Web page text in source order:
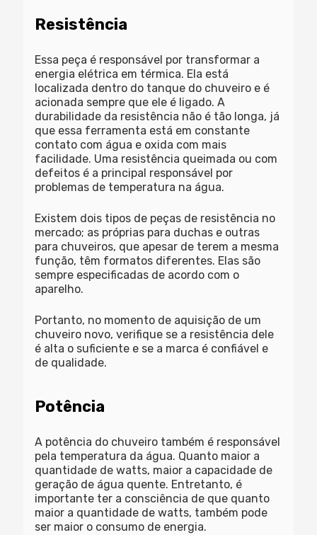
Resistência
Essa peça é responsável por transformar a
energia elétrica em térmica. Ela está
localizada dentro do tanque do chuveiro e é
acionada sempre que ele é ligado. A
durabilidade da resistência não é tão longa, já
que essa ferramenta está em constante
contato com água e oxida com mais
facilidade. Uma resistência queimada ou com
defeitos é a principal responsável por
problemas de temperatura na água.
Existem dois tipos de peças de resistência no
mercado; as próprias para duchas e outras
para chuveiros, que apesar de terem a mesma
função, têm formatos diferentes. Elas são
sempre especificadas de acordo com o
aparelho.
Portanto, no momento de aquisição de um
chuveiro novo, verifique se a resistência dele
é alta o suficiente e se a marca é confiável e
de qualidade.
Potência
A potência do chuveiro também é responsável
pela temperatura da água. Quanto maior a
quantidade de watts, maior a capacidade de
geração de água quente. Entretanto, é
importante ter a consciência de que quanto
maior a quantidade de watts, também pode
ser maior o consumo de energia.